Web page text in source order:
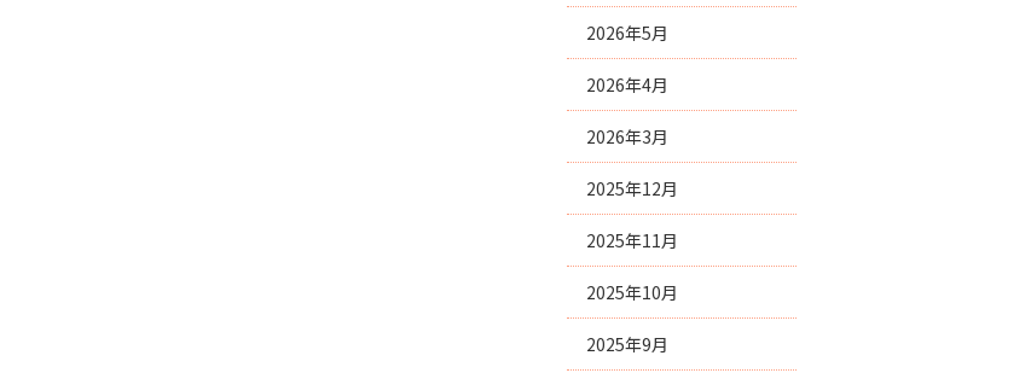
2026年5月
2026年4月
2026年3月
2025年12月
2025年11月
2025年10月
2025年9月